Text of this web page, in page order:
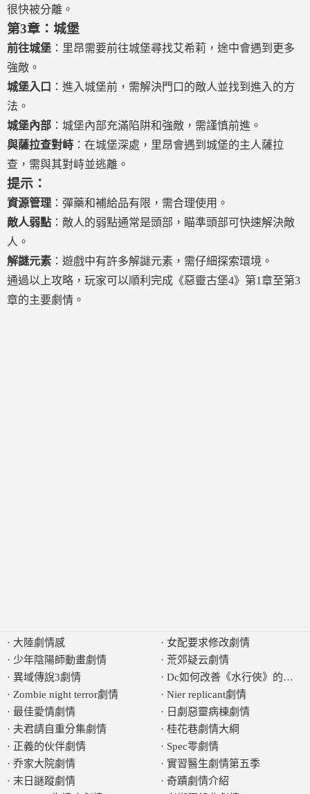
很快被分離。
第3章：城堡
前往城堡 ：里昂需要前往城堡尋找艾希莉，途中會遇到更多
強敵。
城堡入口 ：進入城堡前，需解決門口的敵人並找到進入的方
法。
城堡內部 ：城堡內部充滿陷阱和強敵，需謹慎前進。
與薩拉查對峙 ：在城堡深處，里昂會遇到城堡的主人薩拉
查，需與其對峙並逃離。
提示：
資源管理 ：彈藥和補給品有限，需合理使用。
敵人弱點 ：敵人的弱點通常是頭部，瞄準頭部可快速解決敵
人。
解謎元素 ：遊戲中有許多解謎元素，需仔細探索環境。
通過以上攻略，玩家可以順利完成《惡靈古堡4》第1章至第3
章的主要劇情。
· 大陸劇情感
· 少年陰陽師動畫劇情
· 異域傳說3劇情
· Zombie night terror劇情
· 最佳愛情劇情
· 夫君請自重分集劇情
· 正義的伙伴劇情
· 乔家大院劇情
· 末日謎蹤劇情
· 女配要求修改劇情
· 荒郊疑云劇情
· Dc如何改善《水行俠》的劇情
· Nier replicant劇情
· 日劇惡靈病棟劇情
· 桂花巷劇情大綱
· Spec零劇情
· 實習醫生劇情第五季
· 奇蹟劇情介紹